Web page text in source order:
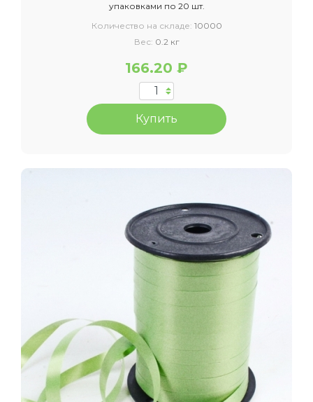
упаковками по 20 шт.
Количество на складе: 10000
Вес: 0.2 кг
166.20 ₽
Купить